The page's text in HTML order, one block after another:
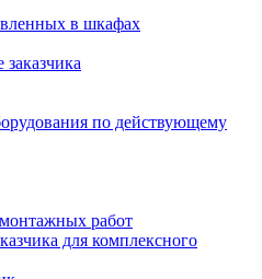
в шкафах
по действующему
работ
для комплексного